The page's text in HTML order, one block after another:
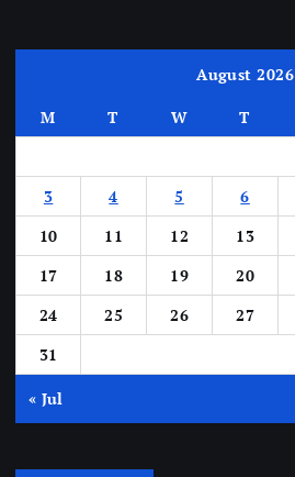
August 2026
M T W T
3
4 5 6
10
11 12 13
17
18 19 20
24
25 26 27
31
« Jul